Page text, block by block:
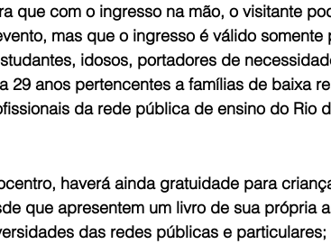
que com o ingresso na mão, o visitante
mas que o ingresso é válido somente
idosos, portadores de
29 anos pertencentes a famílias de baixa
da rede pública de ensino do Rio
haverá ainda gratuidade para
que apresentem um livro de sua própria
das redes públicas e